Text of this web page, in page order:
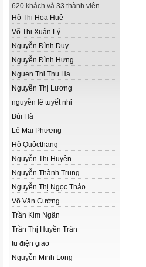
620 khách và 33 thành viên
Hồ Thị Hoa Huệ
Võ Thị Xuân Lý
Nguyễn Đình Duy
Nguyễn Đình Hưng
Nguen Thi Thu Ha
Nguyễn Thị Lương
nguyễn lê tuyết nhi
Bùi Hà
Lê Mai Phương
Hồ Quôcthang
Nguyễn Thị Huyền
Nguyễn Thành Trung
Nguyễn Thị Ngọc Thảo
Võ Văn Cường
Trần Kim Ngân
Trần Thị Huyền Trân
tu điện giao
Nguyễn Minh Long